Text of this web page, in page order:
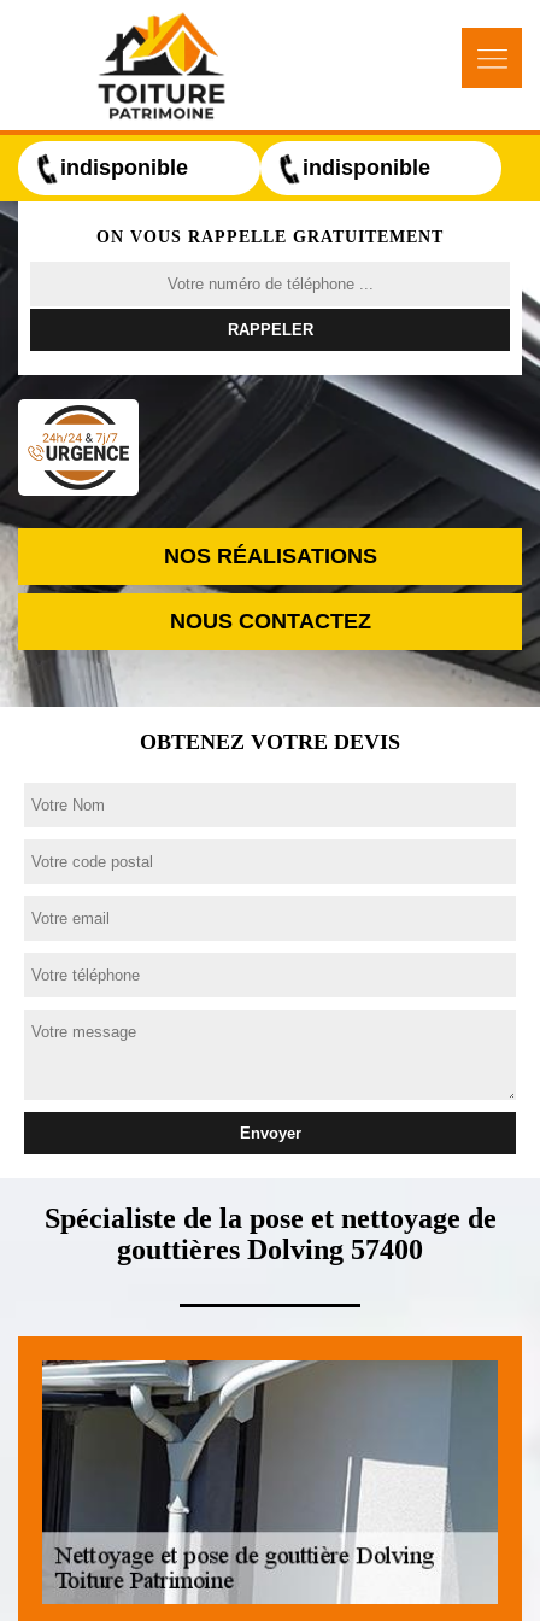
indisponible indisponible
ON VOUS RAPPELLE GRATUITEMENT
NOS RÉALISATIONS
NOUS CONTACTEZ
OBTENEZ VOTRE DEVIS
Spécialiste de la pose et nettoyage de
gouttières Dolving 57400